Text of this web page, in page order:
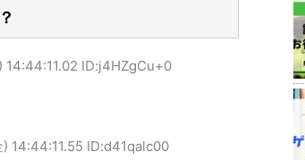
14:44:11.02 ID:j4HZgCu+0
14:44:11.55 ID:d41qalc00